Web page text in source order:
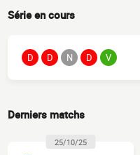
Série en cours
D D N D V
Derniers matchs
25/10/25